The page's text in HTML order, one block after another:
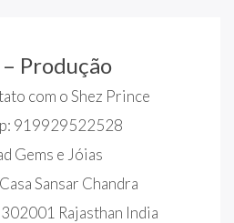
Produção
com o Shez Prince
919929522528
Gems e Jóias
Sansar Chandra
Rajasthan India